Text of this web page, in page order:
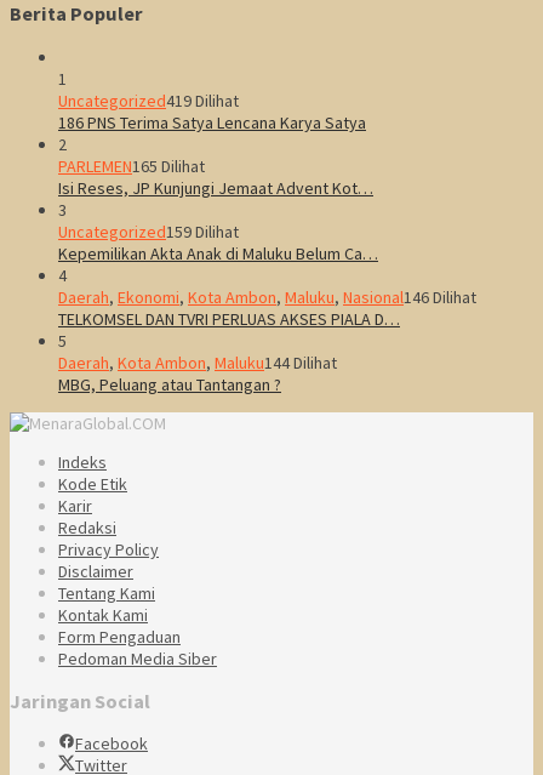
Berita Populer
1
Uncategorized419 Dilihat
186 PNS Terima Satya Lencana Karya Satya
2
PARLEMEN165 Dilihat
Isi Reses, JP Kunjungi Jemaat Advent Kot…
3
Uncategorized159 Dilihat
Kepemilikan Akta Anak di Maluku Belum Ca…
4
Daerah, Ekonomi, Kota Ambon, Maluku, Nasional146 Dilihat
TELKOMSEL DAN TVRI PERLUAS AKSES PIALA D…
5
Daerah, Kota Ambon, Maluku144 Dilihat
MBG, Peluang atau Tantangan ?
Indeks
Kode Etik
Karir
Redaksi
Privacy Policy
Disclaimer
Tentang Kami
Kontak Kami
Form Pengaduan
Pedoman Media Siber
Jaringan Social
Facebook
Twitter